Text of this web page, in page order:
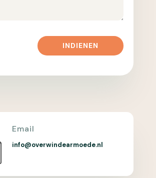
INDIENEN
Email
info@overwindearmoede.nl